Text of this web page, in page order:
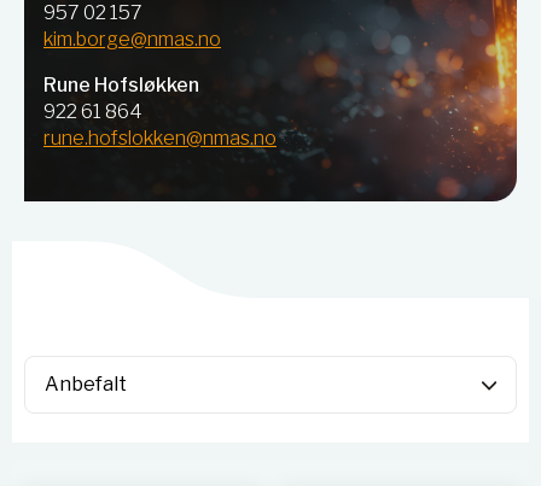
957 02 157
kim.borge@nmas.no
Rune Hofsløkken
922 61 864
rune.hofslokken@nmas.no